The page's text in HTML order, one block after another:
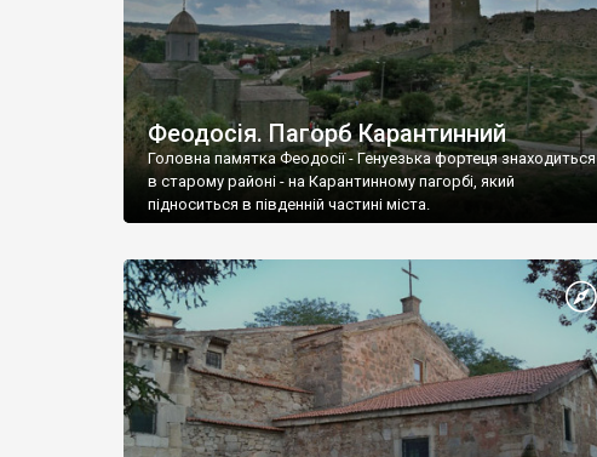
Феодосія. Пагорб Карантинний
Головна памятка Феодосії - Генуезька фортеця знаходиться
в старому районі - на Карантинному пагорбі, який
підноситься в південній частині міста.